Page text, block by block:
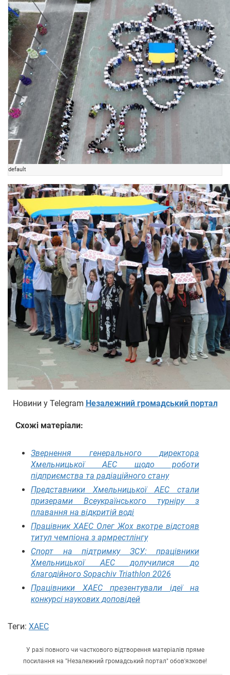
default
Новини у Telegram Незалежний громадський портал
Схожі матеріали:
Звернення генерального директора
Хмельницької АЕС щодо роботи
підприємства та радіаційного стану
Представники Хмельницької АЕС стали
призерами Всеукраїнського турніру з
плавання на відкритій воді
Працівник ХАЕС Олег Жох вкотре відстояв
титул чемпіона з армрестлінгу
Спорт на підтримку ЗСУ: працівники
Хмельницької АЕС долучилися до
благодійного Sopachiv Triathlon 2026
Працівники ХАЕС презентували ідеї на
конкурсі наукових доповідей
Теги: ХАЕС
У разі повного чи часткового відтворення матеріалів пряме
посилання на "Незалежний громадський портал" обов'язкове!